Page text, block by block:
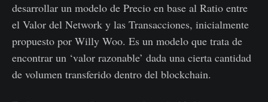
desarrollar un modelo de Precio en base al Ratio entre
el Valor del Network y las Transacciones, inicialmente
propuesto por Willy Woo. Es un modelo que trata de
encontrar un ‘valor razonable’ dada una cierta cantidad
de volumen transferido dentro del blockchain.